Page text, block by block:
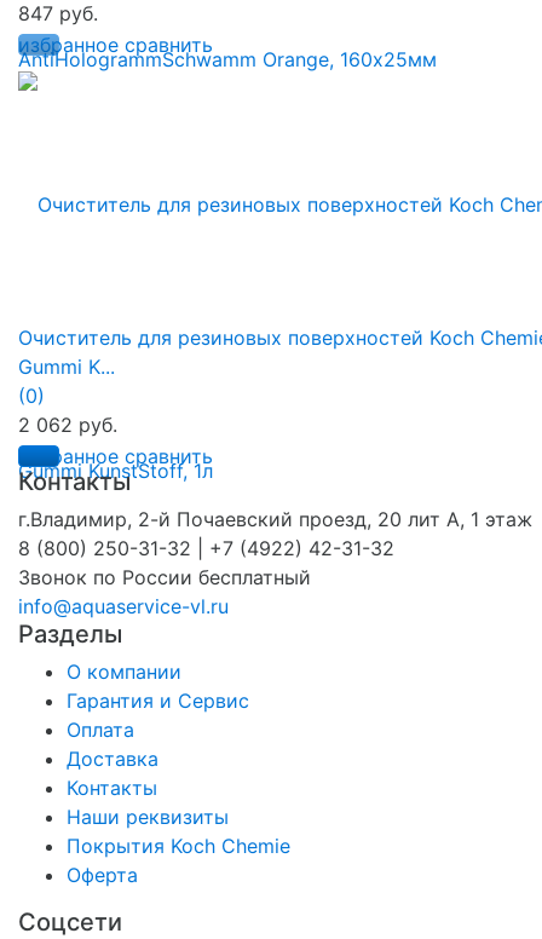
избранное сравнить
847 руб.
избранное сравнить
Очиститель для резиновых поверхностей Koch
Gummi K...
(0)
2 062 руб.
Контакты
г.Владимир, 2-й Почаевский проезд, 20 лит А, 1 этаж
8 (800) 250-31-32 | +7 (4922) 42-31-32
Звонок по России бесплатный
info@aquaservice-vl.ru
Разделы
О компании
Гарантия и Сервис
Оплата
Доставка
Контакты
Наши реквизиты
Покрытия Koch Chemie
Оферта
Соцсети